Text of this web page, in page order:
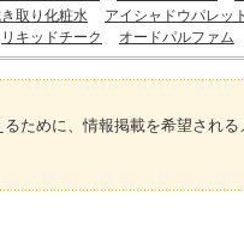
取り化粧水
アイシャドウパレット
リキッドチーク オードパルファム
ために、情報掲載を希望され